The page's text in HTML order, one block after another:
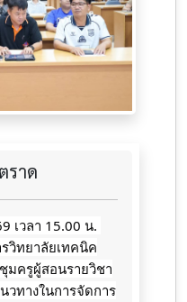
ราด
เวลา 15.00 น.
วิทยาลัยเทคนิค
มครูผู้สอนรายวิชา
วทางในการจัดการ